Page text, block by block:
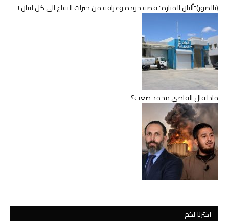
(بالصور)"ألبان المنارة" قصة جودة وعراقة من خيرات البقاع الى كل لبنان !
ماذا قال القاضي محمد صعب؟
اخترنا لكم